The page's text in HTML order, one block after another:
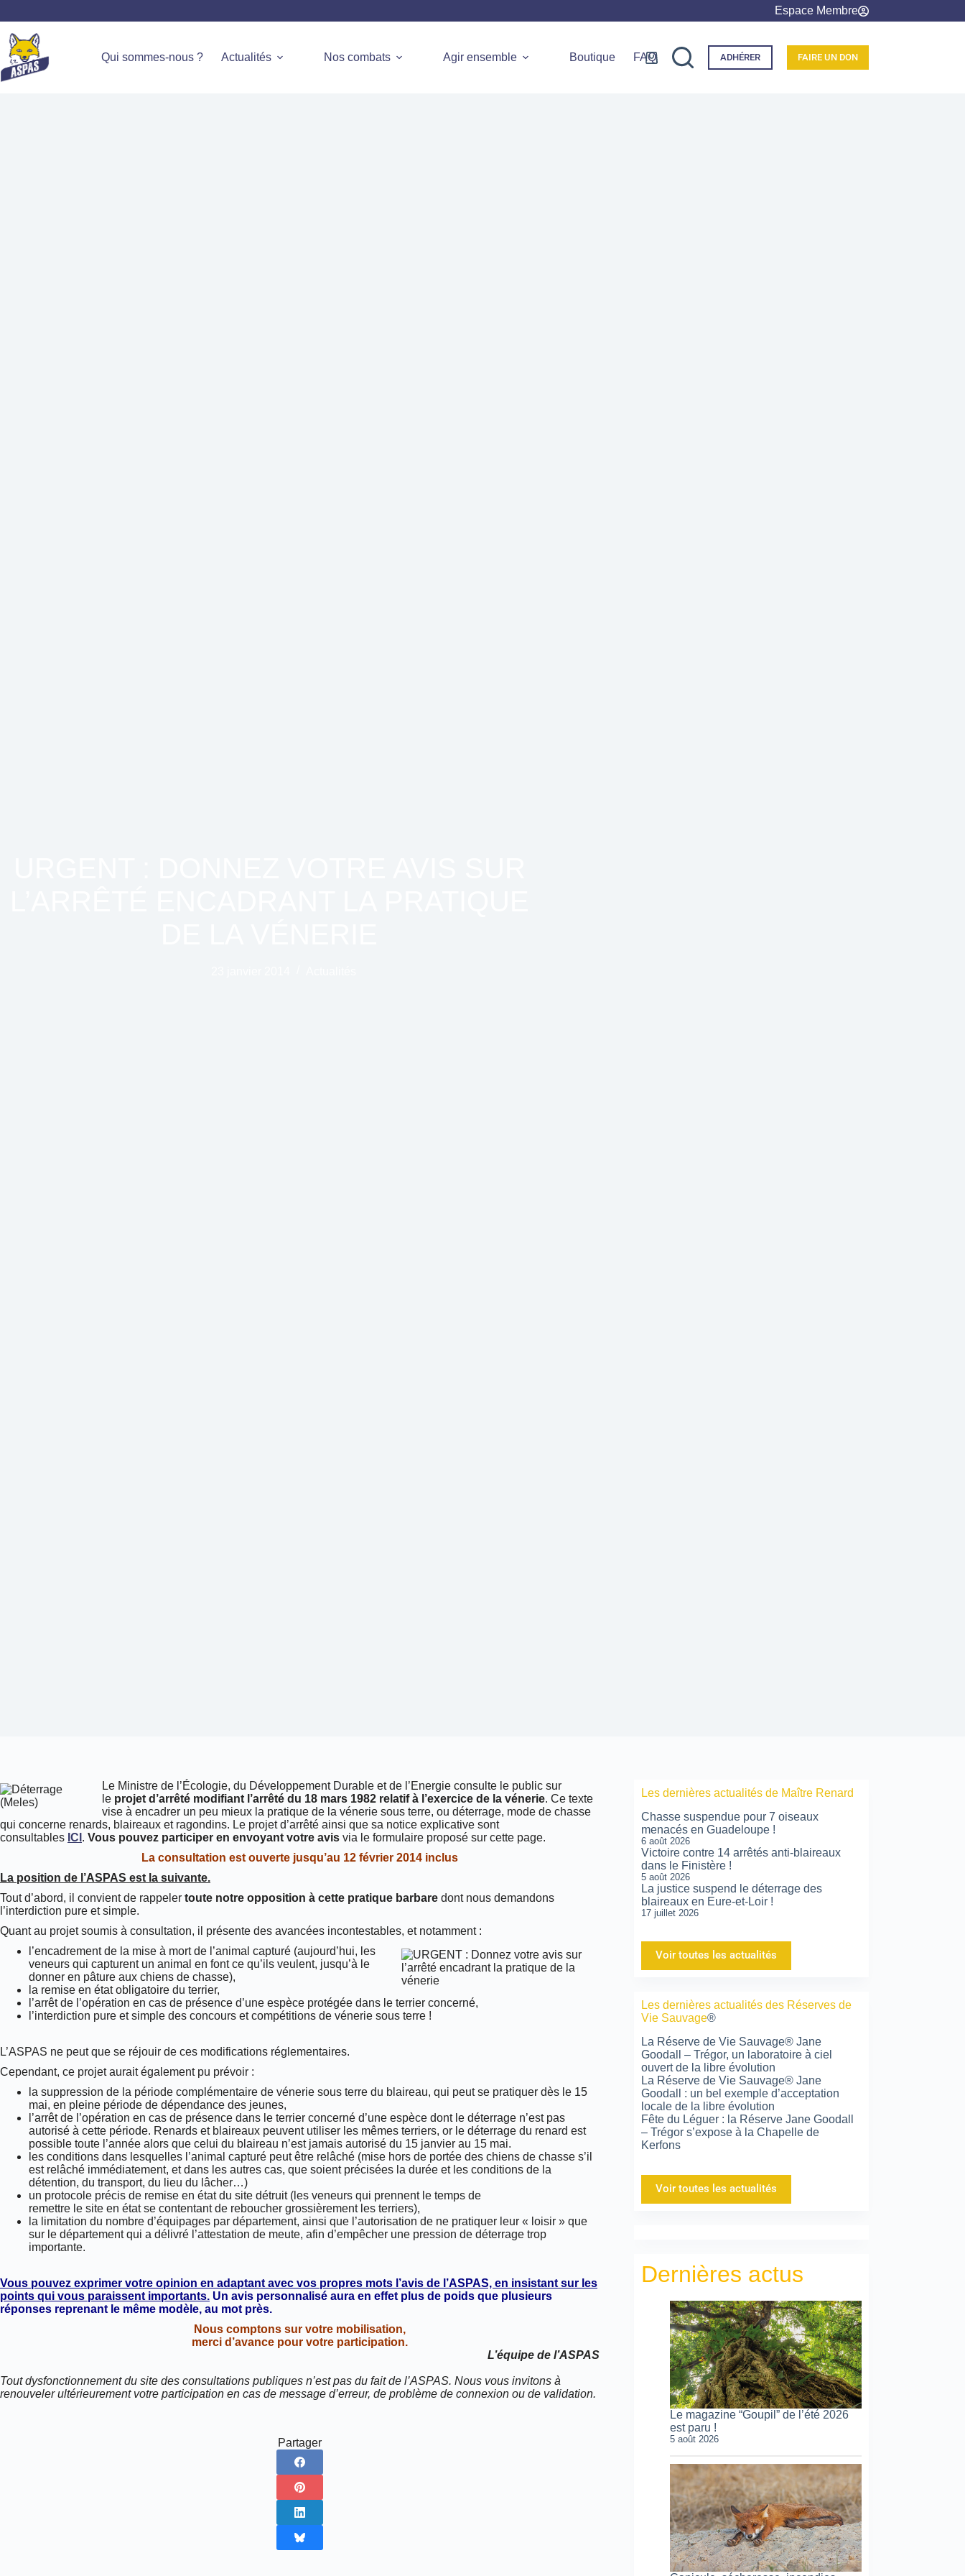
Espace Membre
Qui sommes-nous ? Actualités Nos combats Agir ensemble Boutique FAQ ADHÉRER FAIRE UN DON
Le Ministre de l’Écologie, du Développement Durable et de l’Energie consulte le public sur
le projet d’arrêté modifiant l’arrêté du 18 mars 1982 relatif à l’exercice de la vénerie. Ce texte
vise à encadrer un peu mieux la pratique de la vénerie sous terre, ou déterrage, mode de chasse
qui concerne renards, blaireaux et ragondins. Le projet d’arrêté ainsi que sa notice explicative sont
consultables ICI . Vous pouvez participer en envoyant votre avis via le formulaire proposé sur cette page.
La consultation est ouverte jusqu’au 12 février 2014 inclus
La position de l’ASPAS est la suivante.
Tout d’abord, il convient de rappeler toute notre opposition à cette pratique barbare dont nous demandons
l’interdiction pure et simple.
Quant au projet soumis à consultation, il présente des avancées incontestables, et notamment :
l’encadrement de la mise à mort de l’animal capturé (aujourd’hui, les
veneurs qui capturent un animal en font ce qu’ils veulent, jusqu’à le
donner en pâture aux chiens de chasse),
la remise en état obligatoire du terrier,
l’arrêt de l’opération en cas de présence d’une espèce protégée dans le terrier concerné,
l’interdiction pure et simple des concours et compétitions de vénerie sous terre !
L’ASPAS ne peut que se réjouir de ces modifications réglementaires.
Cependant, ce projet aurait également pu prévoir :
la suppression de la période complémentaire de vénerie sous terre du blaireau, qui peut se pratiquer dès le 15
mai, en pleine période de dépendance des jeunes,
l’arrêt de l’opération en cas de présence dans le terrier concerné d’une espèce dont le déterrage n’est pas
autorisé à cette période. Renards et blaireaux peuvent utiliser les mêmes terriers, or le déterrage du renard est
possible toute l’année alors que celui du blaireau n’est jamais autorisé du 15 janvier au 15 mai.
les conditions dans lesquelles l’animal capturé peut être relâché (mise hors de portée des chiens de chasse s’il
est relâché immédiatement, et dans les autres cas, que soient précisées la durée et les conditions de la
détention, du transport, du lieu du lâcher…)
un protocole précis de remise en état du site détruit (les veneurs qui prennent le temps de
remettre le site en état se contentant de reboucher grossièrement les terriers),
la limitation du nombre d’équipages par département, ainsi que l’autorisation de ne pratiquer leur « loisir » que
sur le département qui a délivré l’attestation de meute, afin d’empêcher une pression de déterrage trop
importante.
Vous pouvez exprimer votre opinion en adaptant avec vos propres mots l’avis de l’ASPAS, en insistant sur les
points qui vous paraissent importants. Un avis personnalisé aura en effet plus de poids que plusieurs
réponses reprenant le même modèle, au mot près.
Nous comptons sur votre mobilisation,
merci d’avance pour votre participation.
L’équipe de l’ASPAS
Tout dysfonctionnement du site des consultations publiques n’est pas du fait de l’ASPAS. Nous vous invitons à
renouveler ultérieurement votre participation en cas de message d’erreur, de problème de connexion ou de validation.
Partager
Les dernières actualités de Maître Renard
Chasse suspendue pour 7 oiseaux
menacés en Guadeloupe !
6 août 2026
Victoire contre 14 arrêtés anti-blaireaux
dans le Finistère !
5 août 2026
La justice suspend le déterrage des
blaireaux en Eure-et-Loir !
17 juillet 2026
Voir toutes les actualités
Les dernières actualités des Réserves de
Vie Sauvage®
La Réserve de Vie Sauvage® Jane
Goodall – Trégor, un laboratoire à ciel
ouvert de la libre évolution
La Réserve de Vie Sauvage® Jane
Goodall : un bel exemple d’acceptation
locale de la libre évolution
Fête du Léguer : la Réserve Jane Goodall
– Trégor s’expose à la Chapelle de
Kerfons
Voir toutes les actualités
Dernières actus
Le magazine “Goupil” de l’été 2026
est paru !
5 août 2026